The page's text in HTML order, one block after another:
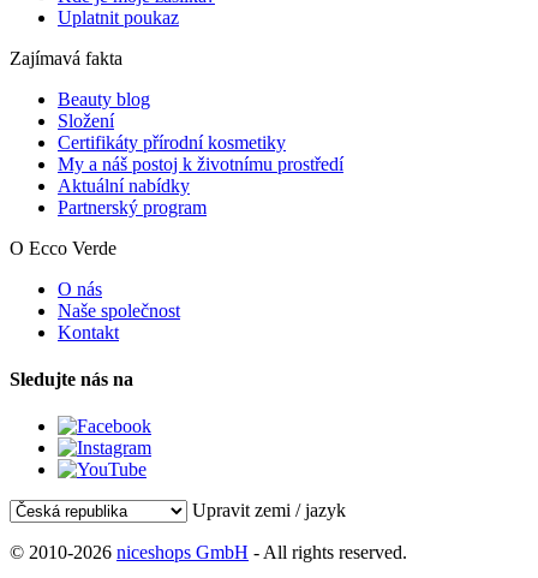
Uplatnit poukaz
Zajímavá fakta
Beauty blog
Složení
Certifikáty přírodní kosmetiky
My a náš postoj k životnímu prostředí
Aktuální nabídky
Partnerský program
O Ecco Verde
O nás
Naše společnost
Kontakt
Sledujte nás na
Upravit zemi / jazyk
© 2010-2026 niceshops GmbH - All rights reserved.